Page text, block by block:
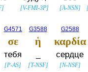
] [V-FMI-3P] [A-NSN]
G4571
σε
тебя
[P-AS]
G3588
ἡ
[T-NSF]
G2588
καρδία
сердце
[N-NSF]